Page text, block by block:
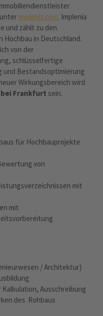
implenia.com. Implenia
und zählt zu den
Hochbau in Deutschland.
von der
schlüsselfertige
und Bestandsoptimierung
Wirkungsbereich wird
bei Frankfurt sein.
für Hochbauprojekte
von
mit
mit
/ Architektur)
Ausschreibung
des Rohbaus